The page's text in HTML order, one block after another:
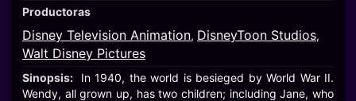
Productoras
Disney Television Animation, DisneyToon Studios,
Walt Disney Pictures
Sinopsis:
In 1940, the world is besieged by World War II.
Wendy, all grown up, has two children; including Jane, who